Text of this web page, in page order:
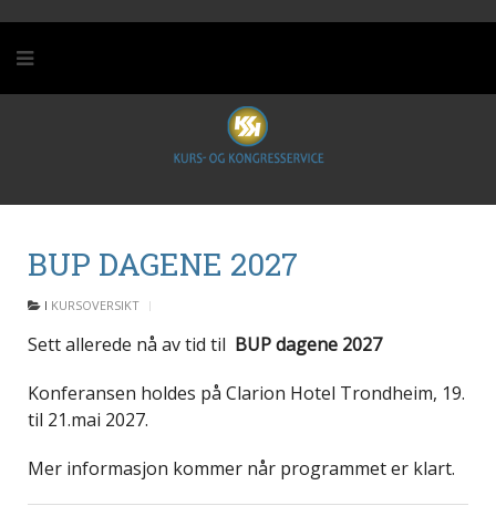
BUP DAGENE 2027
I KURSOVERSIKT
Sett allerede nå av tid til BUP dagene 2027
Konferansen holdes på Clarion Hotel Trondheim, 19.
til 21.mai 2027.
Mer informasjon kommer når programmet er klart.